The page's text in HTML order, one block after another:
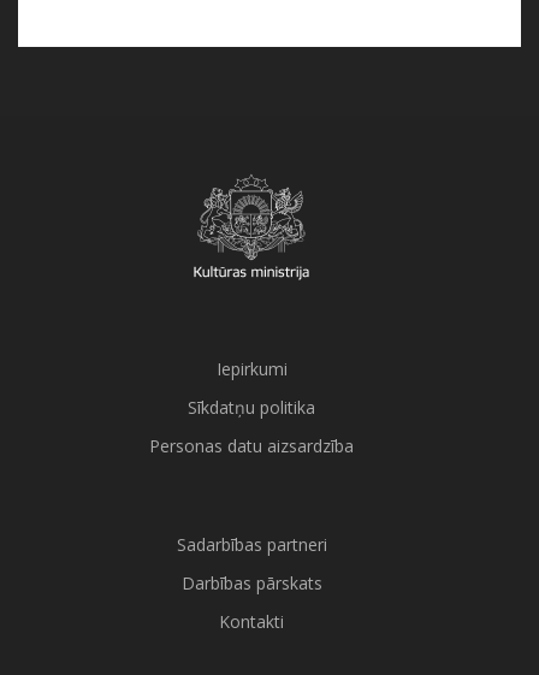
Iepirkumi
Sīkdatņu politika
Personas datu aizsardzība
Sadarbības partneri
Darbības pārskats
Kontakti